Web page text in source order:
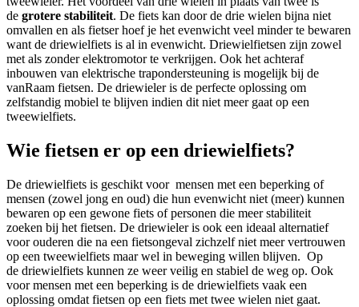
de grotere stabiliteit. De fiets kan door de drie wielen bijna niet
omvallen en als fietser hoef je het evenwicht veel minder te bewaren
want de driewielfiets is al in evenwicht. Driewielfietsen zijn zowel
met als zonder elektromotor te verkrijgen. Ook het achteraf
inbouwen van elektrische trapondersteuning is mogelijk bij de
vanRaam fietsen. De driewieler is de perfecte oplossing om
zelfstandig mobiel te blijven indien dit niet meer gaat op een
tweewielfiets.
Wie fietsen er op een driewielfiets?
De driewielfiets is geschikt voor mensen met een beperking of
mensen (zowel jong en oud) die hun evenwicht niet (meer) kunnen
bewaren op een gewone fiets of personen die meer stabiliteit
zoeken bij het fietsen. De driewieler is ook een ideaal alternatief
voor ouderen die na een fietsongeval zichzelf niet meer vertrouwen
op een tweewielfiets maar wel in beweging willen blijven. Op
de driewielfiets kunnen ze weer veilig en stabiel de weg op. Ook
voor mensen met een beperking is de driewielfiets vaak een
oplossing omdat fietsen op een fiets met twee wielen niet gaat.